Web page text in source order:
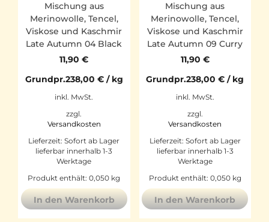
Mischung aus
Merinowolle, Tencel,
Viskose und Kaschmir
Late Autumn 04 Black
11,90€
Grundpr.238,00 €/ kg
inkl. MwSt.
zzgl.
Versandkosten
Lieferzeit:Sofort ab Lager
lieferbar innerhalb 1-3
Werktage
Produkt enthält: 0,050 kg
In den Warenkorb
Mischung aus
Merinowolle, Tencel,
Viskose und Kaschmir
Late Autumn 09 Curry
11,90 €
Grundpr.238,00€ / kg
inkl. MwSt.
zzgl.
Versandkosten
Lieferzeit: Sofort ab Lager
lieferbar innerhalb 1-3
Werktage
Produkt enthält: 0,050 kg
In den Warenkorb